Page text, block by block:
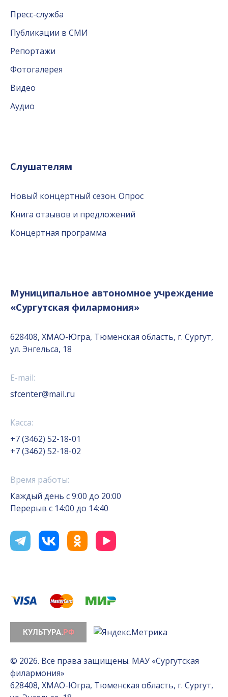
Пресс-служба
Публикации в СМИ
Репортажи
Фотогалерея
Видео
Аудио
Слушателям
Новый концертный сезон. Опрос
Книга отзывов и предложений
Концертная программа
Муниципальное автономное учреждение
«Сургутская филармония»
628408, ХМАО-Югра, Тюменская область, г. Сургут,
ул. Энгельса, 18
E-mail:
sfcenter@mail.ru
Касса:
+7 (3462) 52-18-01
+7 (3462) 52-18-02
Время работы:
Каждый день с 9:00 до 20:00
Перерыв с 14:00 до 14:40
© 2026. Все права защищены. МАУ «Сургутская
филармония»
628408, ХМАО-Югра, Тюменская область, г. Сургут,